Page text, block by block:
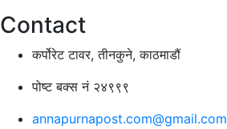
Contact
कर्पोरेट टावर, तीनकुने, काठमाडौं
पोष्ट बक्स नं २४९९९
annapurnapost.com@gmail.com